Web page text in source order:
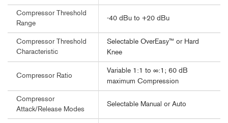
Compressor Threshold
Range
-40 dBu to +20 dBu
Compressor Threshold
Characteristic
Selectable OverEasy™ or Hard
Knee
Compressor Ratio
Variable 1:1 to ∞:1; 60 dB
maximum Compression
Compressor
Attack/Release Modes
Selectable Manual or Auto